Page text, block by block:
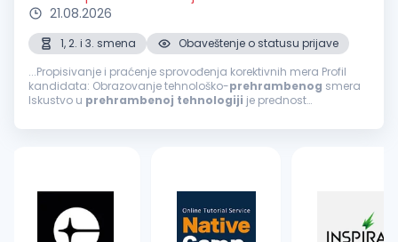
21.08.2026
1, 2. i 3. smena
Obaveštenje o statusu prijave
...Propisivanje i praćenje sprovođenja korektivnih mera Profil
kandidata: Obrazovanje tehnološko-prehrambenog smera
Iskustvo u prehrambenoj tehnologiji je prednost
dozvola B kategorije (aktivan vozač)...